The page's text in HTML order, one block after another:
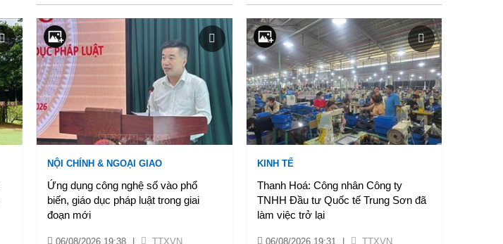
NỘI CHÍNH & NGOẠI GIAO
Ứng dụng công nghệ số vào phổ
biến, giáo dục pháp luật trong giai
đoạn mới
06/08/2026 19:38 TTXVN
KINH TẾ
Thanh Hoá: Công nhân Công ty
TNHH Đầu tư Quốc tế Trung Sơn đã
làm việc trở lại
06/08/2026 19:31 TTXVN